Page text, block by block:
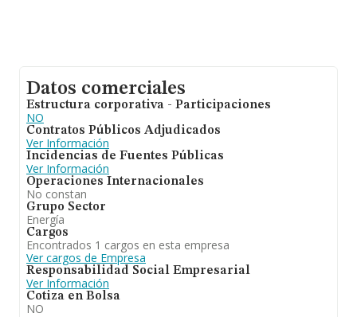
Datos comerciales
Estructura corporativa - Participaciones
NO
Contratos Públicos Adjudicados
Ver Información
Incidencias de Fuentes Públicas
Ver Información
Operaciones Internacionales
No constan
Grupo Sector
Energía
Cargos
Encontrados 1 cargos en esta empresa
Ver cargos de Empresa
Responsabilidad Social Empresarial
Ver Información
Cotiza en Bolsa
NO